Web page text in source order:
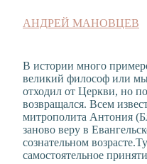
АНДРЕЙ МАНОВЦЕВ
В истории много
великий философ или
отходил от Церкви, но
возвращался. Всем
митрополита Антония
заново веру в
сознательном
самостоятельное